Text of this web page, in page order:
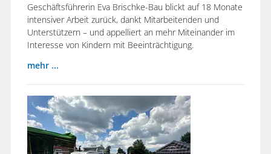
Geschäftsführerin Eva Brischke-Bau blickt auf 18 Monate
intensiver Arbeit zurück, dankt Mitarbeitenden und
Unterstützern – und appelliert an mehr Miteinander im
Interesse von Kindern mit Beeinträchtigung.
mehr ...